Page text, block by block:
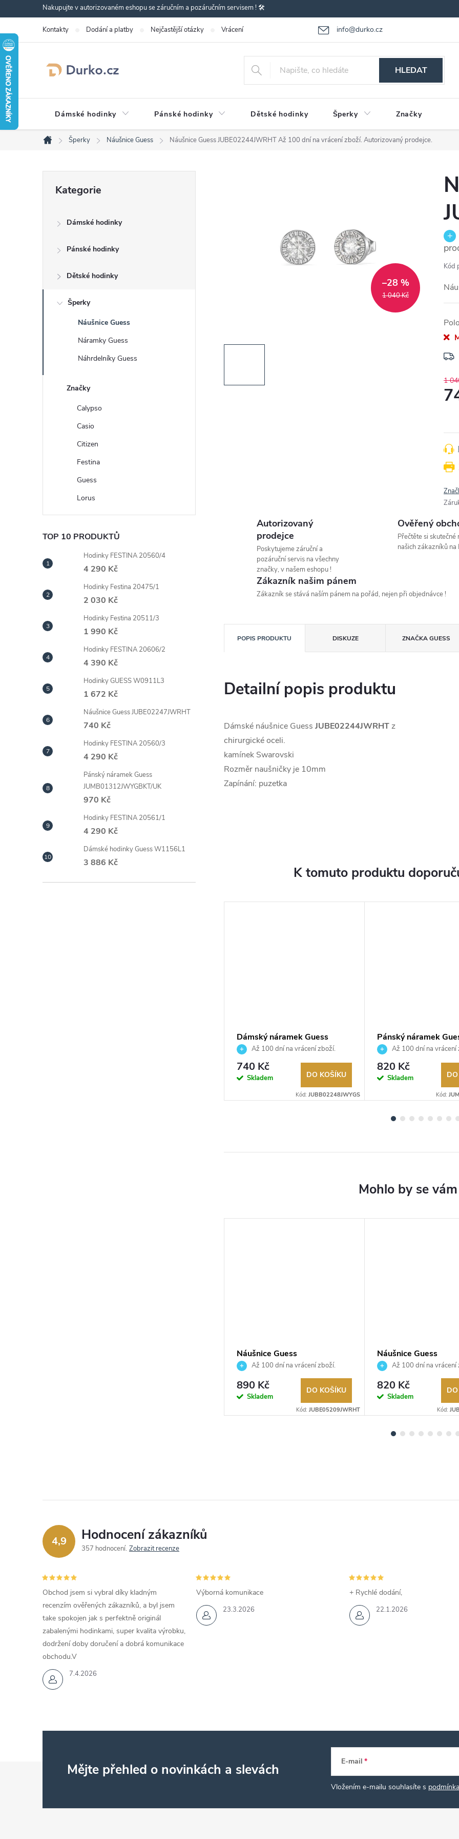
na
obsah
Nakupujte v autorizovaném eshopu se záručním a pozáručním servisem ! 🛠️
info@durko.cz
Kontakty Dodání a platby Nejčastější otázky Vrácení - výměna zboží Reklamace zboží Obchodní podmínky
HLEDAT
Dámské hodinky Pánské hodinky Dětské hodinky Šperky Značky
Domů
Šperky Náušnice Guess Náušnice Guess JUBE02244JWRHTAž 100 dní na vrácení zboží. Autorizovaný prodejce.
r
l
kategorie
Kategorie
Dámské hodinky
Pánské hodinky
Dětské hodinky
Šperky
Náušnice Guess
Náramky Guess
Náhrdelníky Guess
Značky
Calypso
Casio
Citizen
Festina
Guess
Lorus
TOP 10 PRODUKTŮ
Hodinky FESTINA 20560/4
4 290 Kč
Hodinky Festina 20475/1
2 030 Kč
Hodinky Festina 20511/3
1 990 Kč
Hodinky FESTINA 20606/2
4 390 Kč
Hodinky GUESS W0911L3
1 672 Kč
Náušnice Guess JUBE02247JWRHT
740 Kč
Hodinky FESTINA 20560/3
4 290 Kč
Pánský náramek Guess
JUMB01312JWYGBKT/UK
970 Kč
Hodinky FESTINA 20561/1
4 290 Kč
Dámské hodinky Guess W1156L1
3 886 Kč
1 040 Kč
–28 %
Kód
1
Autorizovaný
prodejce
Poskytujeme záruční a
pozáruční servis na všechny
značky, v našem eshopu !
Ověřený
Přečtěte si skutečné
našich zákazníků na
Zákazník našim pánem
Zákazník se stává naším pánem na pořád, nejen při objednávce !
POPIS PRODUKTU DISKUZE ZNAČKAGUESS
Detailní popis produktu
Dámské náušnice Guess JUBE02244JWRHTz
chirurgické oceli.
kamínek Swarovski
Rozměr naušničky je 10mm
Zapínání: puzetka
K tomuto produktu
Dámský náramek Guess
JUBB02248JWYGS
Až 100 dní na vrácení zboží.
Autorizovaný prodejce.
740 Kč
Skladem DO KOŠÍKU
Kód: JUBB02248JWYGS
Pánský náramek
JUMB05028JWSTS
Až 100 dní na vrácení
Autorizovaný prodejce.
820 Kč
Skladem
Kód:
Náušnice Guess
JUBE05209JWRHT
Až 100 dní na vrácení zboží.
Autorizovaný prodejce.
890 Kč
Skladem
DO KOŠÍKU
Kód: JUBE05209JWRHT
Náušnice Guess
JUBE05548JWYGT
Až 100 dní na vrácení
Autorizovaný prodejce.
820 Kč
Skladem
Kód:
4,9 Hodnocení zákazníků
357 hodnocení Zobrazit recenze
7.4.2026
Obchod jsem si vybral díky kladným
recenzím ověřených zákazníků, a byl jsem
take spokojen jak s perfektně originál
zabalenými hodinkami, super kvalita výrobku,
dodržení doby doručení a dobrá komunikace
obchodu.V
23.3.2026
Výborná komunikace
22.1.2026
+ Rychlé dodání,
Mějte přehled o novinkách a slevách E-mail
Vložením e-mailu souhlasíte s